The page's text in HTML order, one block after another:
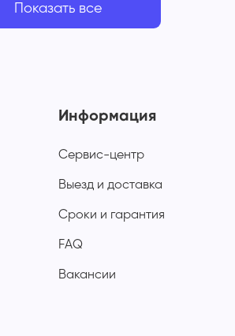
Показать все
Информация
Сервис-центр
Выезд и доставка
Сроки и гарантия
FAQ
Вакансии